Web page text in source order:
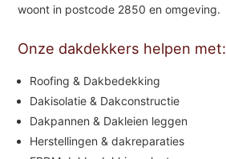
woont in postcode 2850 en omgeving.
Onze dakdekkers helpen met:
Roofing & Dakbedekking
Dakisolatie & Dakconstructie
Dakpannen & Dakleien leggen
Herstellingen & dakreparaties